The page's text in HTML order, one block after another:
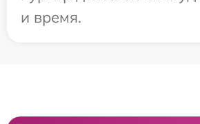
и время.